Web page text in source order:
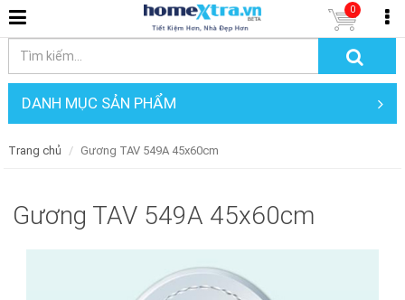
0
DANH MỤC SẢN PHẨM
Trang chủ Gương TAV 549A 45x60cm
Gương TAV 549A 45x60cm